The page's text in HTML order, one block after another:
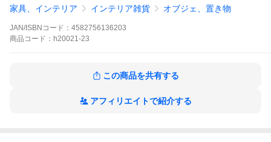
本体: 12.3x10.3x16.7cm (幅x奥x高)
素材：ポリレジン
重量：380g
1998年にイギリスで創業したブランド。
自然・人間・動物との関係をとても大切にし、「自然は人間の豊
ったかのような動物たちを制作。
芸術的な発想力、洗練されたデザイン、鮮明な色使いが、職人の
家具、インテリア インテリア雑貨 オブジェ、置き物
JAN/ISBNコード： 4582756136203
商品 コード： h20021-23
この商品を共有する
アフィリエイトで紹介する